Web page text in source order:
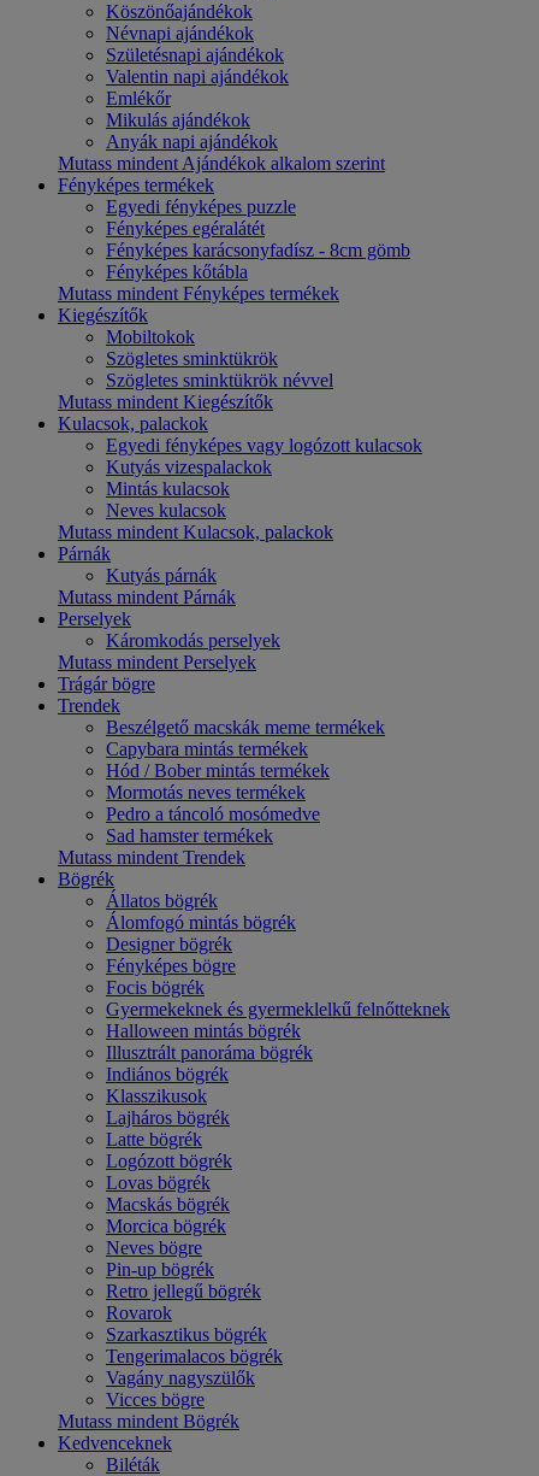
Köszönőajándékok
Névnapi ajándékok
Születésnapi ajándékok
Valentin napi ajándékok
Emlékőr
Mikulás ajándékok
Anyák napi ajándékok
Mutass mindent Ajándékok alkalom szerint
Fényképes termékek
Egyedi fényképes puzzle
Fényképes egéralátét
Fényképes karácsonyfadísz - 8cm gömb
Fényképes kőtábla
Mutass mindent Fényképes termékek
Kiegészítők
Mobiltokok
Szögletes sminktükrök
Szögletes sminktükrök névvel
Mutass mindent Kiegészítők
Kulacsok, palackok
Egyedi fényképes vagy logózott kulacsok
Kutyás vizespalackok
Mintás kulacsok
Neves kulacsok
Mutass mindent Kulacsok, palackok
Párnák
Kutyás párnák
Mutass mindent Párnák
Perselyek
Káromkodás perselyek
Mutass mindent Perselyek
Trágár bögre
Trendek
Beszélgető macskák meme termékek
Capybara mintás termékek
Hód / Bober mintás termékek
Mormotás neves termékek
Pedro a táncoló mosómedve
Sad hamster termékek
Mutass mindent Trendek
Bögrék
Állatos bögrék
Álomfogó mintás bögrék
Designer bögrék
Fényképes bögre
Focis bögrék
Gyermekeknek és gyermeklelkű felnőtteknek
Halloween mintás bögrék
Illusztrált panoráma bögrék
Indiános bögrék
Klasszikusok
Lajháros bögrék
Latte bögrék
Logózott bögrék
Lovas bögrék
Macskás bögrék
Morcica bögrék
Neves bögre
Pin-up bögrék
Retro jellegű bögrék
Rovarok
Szarkasztikus bögrék
Tengerimalacos bögrék
Vagány nagyszülők
Vicces bögre
Mutass mindent Bögrék
Kedvenceknek
Biléták